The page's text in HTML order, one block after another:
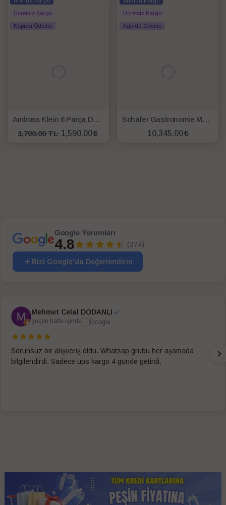
Ücretsiz Kargo
Kapıda Ödeme
Amboss Klein 6 Parça Döküm Granit Kaplama Tencere Seti
1,700.00 TL1,590.00
Ücretsiz Kargo
Kapıda Ödeme
Schafer Gastronomie Master Yanmaz Yapışmaz İndüksiyon Tabanlı 7 Parça Tencere Seti Siyah
10,345.00
Google Yorumları
4.8 (374)
Bizi Google'da Değerlendirin
Mehmet Celal DODANLI
geçen hafta içinde
Sorunsuz bir alışveriş oldu. Whatsap grubu her aşamada
bilgilendirdi. Sadece ups kargo 4 günde getirdi.